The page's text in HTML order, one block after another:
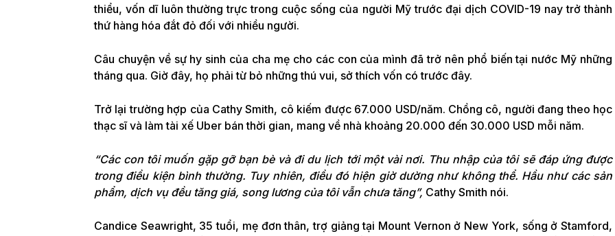
thiểu, vốn dĩ luôn thường trực trong cuộc sống của người Mỹ trước đại dịch COVID-19 nay trở thành
thứ hàng hóa đắt đỏ đối với nhiều người.
Câu chuyện về sự hy sinh của cha mẹ cho các con của mình đã trở nên phổ biến tại nước Mỹ những
tháng qua. Giờ đây, họ phải từ bỏ những thú vui, sở thích vốn có trước đây.
Trở lại trường hợp của Cathy Smith, cô kiếm được 67.000 USD/năm. Chồng cô, người đang theo học
thạc sĩ và làm tài xế Uber bán thời gian, mang về nhà khoảng 20.000 đến 30.000 USD mỗi năm.
“Các con tôi muốn gặp gỡ bạn bè và đi du lịch tới một vài nơi. Thu nhập của tôi sẽ đáp ứng được
trong điều kiện bình thường. Tuy nhiên, điều đó hiện giờ dường như không thể. Hầu như các sản
phẩm, dịch vụ đều tăng giá, song lương của tôi vẫn chưa tăng”, Cathy Smith nói.
Candice Seawright, 35 tuổi, mẹ đơn thân, trợ giảng tại Mount Vernon ở New York, sống ở Stamford,